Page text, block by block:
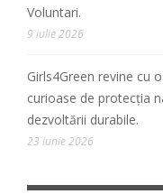
Voluntari.
9 iulie 2026
Girls4Green revine cu
curioase de protecția
dezvoltării durabile.
23 iunie 2026